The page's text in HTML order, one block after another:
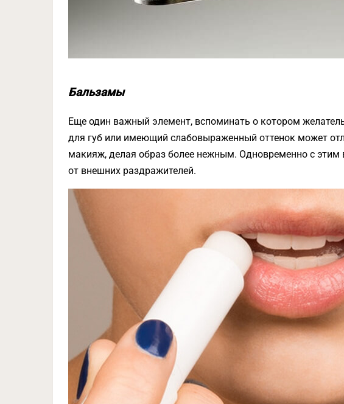
Бальзамы
Еще один важный элемент, вспоминать о котором
для губ или имеющий слабовыраженный оттенок может
макияж, делая образ более нежным. Одновременно с
от внешних раздражителей.